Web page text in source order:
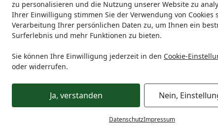
zu personalisieren und die Nutzung unserer Website zu
Ihrer Einwilligung stimmen Sie der Verwendung von Cookies
Verarbeitung Ihrer persönlichen Daten zu, um Ihnen ein
Surferlebnis und mehr Funktionen zu bieten.
Sie können Ihre Einwilligung jederzeit in den Cookie-
oder widerrufen.
Ja, verstanden Nein,
DatenschutzImpressum
Zaunmarken
Sichtschutz HPL T&J FARÖ Bausatz
T&J FARÖ Bausatz
Ihre Artikelübersicht
Serviceleistungen